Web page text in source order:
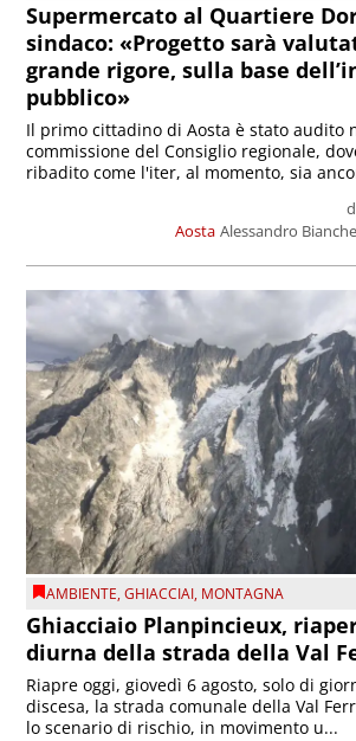
Supermercato al Quartiere
sindaco: «Progetto sarà
grande rigore, sulla base
pubblico»
Aosta Alessandro
Il primo cittadino di Aosta è stato audito
commissione del Consiglio regionale,
ribadito come l'iter, al momento, sia
AMBIENTE,GHIACCIAI, MONTAGNA
Ghiacciaio Planpincieux,
diurna della strada della Val
Riapre oggi, giovedì 6 agosto, solo di
discesa, la strada comunale della Val
lo scenario di rischio, in movimento u...